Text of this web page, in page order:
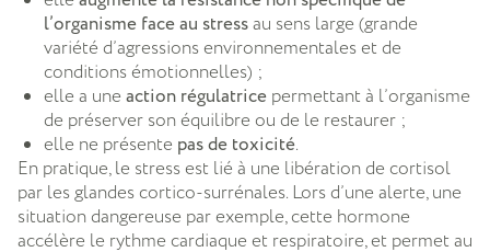
l’organisme face au stressau sens large (grande
variété d’agressions environnementales et de
conditions émotionnelles) ;
elle a une action régulatrice permettant à l’organisme
de préserver son équilibre ou de le restaurer ;
elle ne présente pas de toxicité.
En pratique, le stress est lié à une libération de cortisol
par les glandes cortico-surrénales. Lors d’une alerte, une
situation dangereuse par exemple, cette hormone
accélère le rythme cardiaque et respiratoire, et permet au